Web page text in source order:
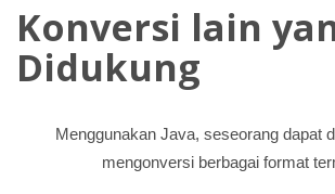
Konversi lain
Didukung
Menggunakan Java, seseorang dapat
mengonversi berbagai format